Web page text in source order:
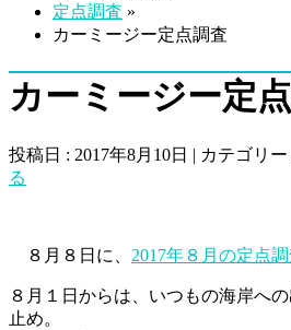
定点調査 »
カーミージー定点調査
カーミージー定
投稿日 : 2017年8月10日 | カテゴリー
る
８月８日に、 2017年８月の定点
８月１日からは、いつもの海岸へ
止め。